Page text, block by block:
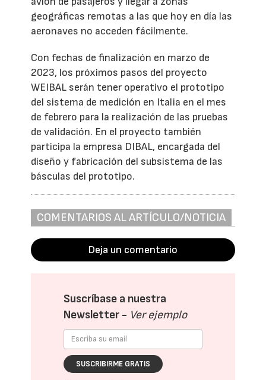
geográficas remotas a las que hoy en día las
aeronaves no acceden fácilmente.
Con fechas de finalización en marzo de
2023, los próximos pasos del proyecto
WEIBAL serán tener operativo el prototipo
del sistema de medición en Italia en el mes
de febrero para la realización de las pruebas
de validación. En el proyecto también
participa la empresa DIBAL, encargada del
diseño y fabricación del subsistema de las
básculas del prototipo.
COMENTARIOS AL ARTÍCULO/NOTICIA
Deja un comentario
Suscríbase a nuestra
Newsletter - Ver ejemplo
SUSCRIBIRME GRATIS